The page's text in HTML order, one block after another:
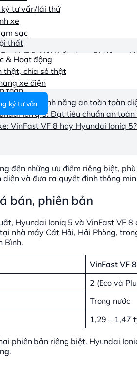
tư vấn/lái thử
xe
sạc
& Hoạt động
thật, chia sẻ thật
xe điện
ký tư vấn
trang bị ngoại thất
VF 8: Mạnh mẽ và bền bỉ
Ioniq 5: Phong cách tương lai
thất
VF 8: Nội thất rộng rãi, tiện nghi
Ioniq 5: Hiện đại và công nghệ
thống pin
toàn
VF 8: Tính năng an toàn toàn
Ioniq 5: Đạt tiêu chuẩn an toàn
VinFast VF 8 hay Hyundai Ioniq 5?
đến những ưu điểm riêng biệt,
diện và đưa ra quyết định thông
bán, phiên bản
Hyundai Ioniq 5 và VinFast VF
nhà máy Cát Hải, Hải Phòng,
Bình.
VinFast VF
2 (Eco và
Trong nước
1,29 – 1,47
phiên bản riêng biệt. Hyundai
.